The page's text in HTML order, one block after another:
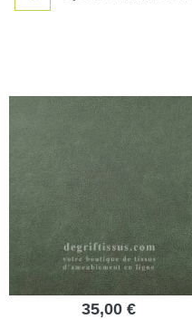
35,00 €